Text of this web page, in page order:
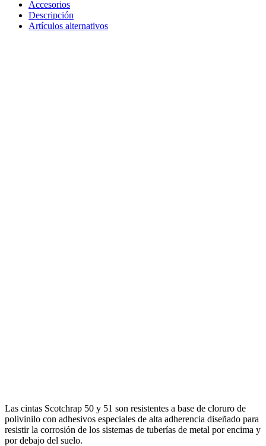
Accesorios
Descripción
Artículos alternativos
Las cintas Scotchrap 50 y 51 son resistentes a base de cloruro de
polivinilo con adhesivos especiales de alta adherencia diseñado para
resistir la corrosión de los sistemas de tuberías de metal por encima y
por debajo del suelo.